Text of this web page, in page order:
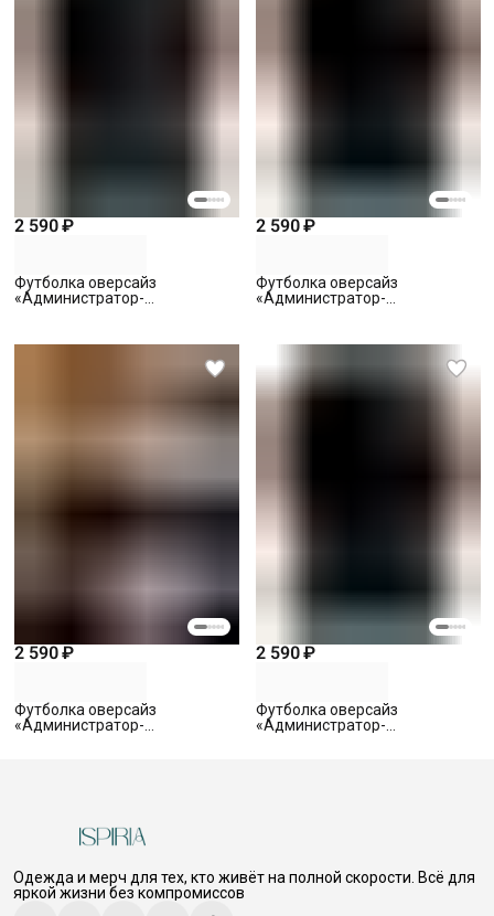
2 590 ₽
Футболка оверсайз
«Администратор-
2 590 ₽
Футболка оверсайз
«Администратор-
2 590 ₽
Футболка оверсайз
«Администратор-
2 590 ₽
Футболка оверсайз
«Администратор-
Одежда и мерч для тех, кто живёт на полной скорости. Всё для
яркой жизни без компромиссов